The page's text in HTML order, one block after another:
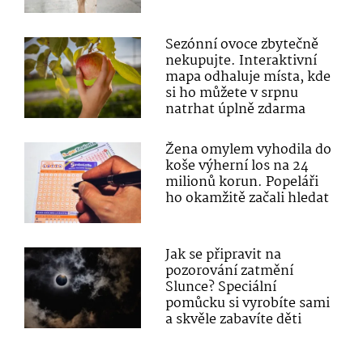
Sezónní ovoce zbytečně
nekupujte. Interaktivní
mapa odhaluje místa, kde
si ho můžete v srpnu
natrhat úplně zdarma
Žena omylem vyhodila do
koše výherní los na 24
milionů korun. Popeláři
ho okamžitě začali hledat
Jak se připravit na
pozorování zatmění
Slunce? Speciální
pomůcku si vyrobíte sami
a skvěle zabavíte děti